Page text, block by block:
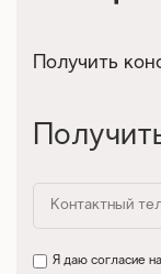
Получить
Я даю согласие